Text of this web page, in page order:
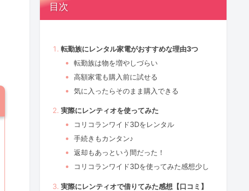
目次
転勤族にレンタル家電がおすすめな理由3つ
転勤族は物を増やしづらい
高額家電も購入前に試せる
気に入ったらそのまま購入できる
実際にレンティオを使ってみた
コリコランワイド3Dをレンタル
手続きもカンタン♪
返却もあっという間だった！
コリコランワイド3Dを使ってみた感想少し
実際にレンティオで借りてみた感想【口コミ】